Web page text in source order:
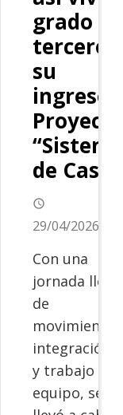
grado
tercero
su
ingreso
Proyecto
de
access_time
29/04/2026
Con una
jornada llena
de
movimiento,
integración
y trabajo en
equipo, se